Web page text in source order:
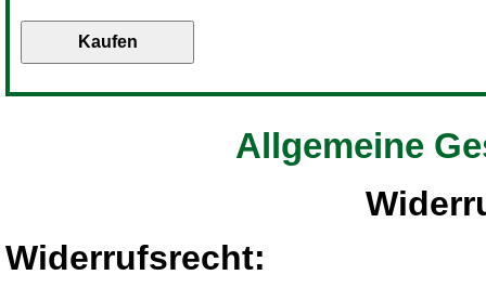
Allgemeine
Widerrufsrecht: